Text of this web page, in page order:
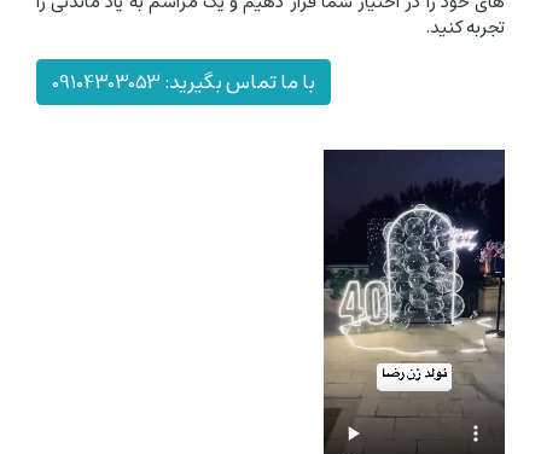
تجربه کنید.
با ما تماس بگیرید: 09104303053